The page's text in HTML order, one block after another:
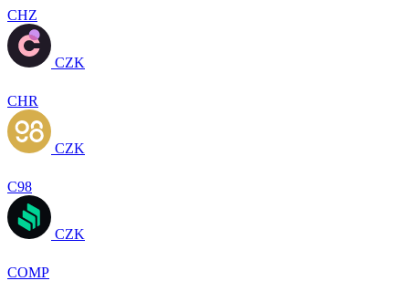
CHZ
CZK
CHR
CZK
C98
CZK
COMP